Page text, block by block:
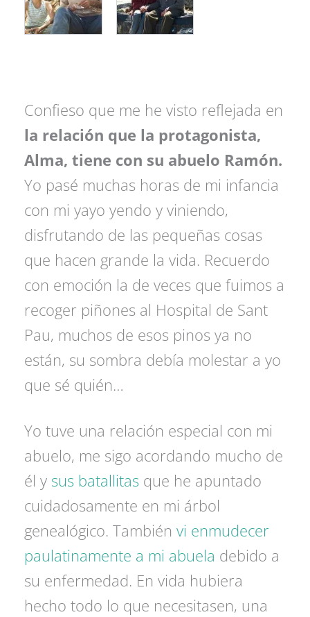
Confieso que me he visto reflejada en
la relación que la protagonista,
Alma, tiene con su abuelo Ramón.
Yo pasé muchas horas de mi infancia
con mi yayo yendo y viniendo,
disfrutando de las pequeñas cosas
que hacen grande la vida. Recuerdo
con emoción la de veces que fuimos a
recoger piñones al Hospital de Sant
Pau, muchos de esos pinos ya no
están, su sombra debía molestar a yo
que sé quién…
Yo tuve una relación especial con mi
abuelo, me sigo acordando mucho de
él y sus batallitas que he apuntado
cuidadosamente en mi árbol
genealógico. Tambiénvi enmudecer
paulatinamente a mi abuela debido a
su enfermedad. En vida hubiera
hecho todo lo que necesitasen, una